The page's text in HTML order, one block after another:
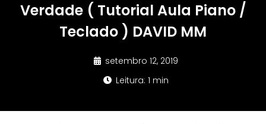
Verdade ( Tutorial Aula Piano /
Teclado ) DAVID MM
setembro 12, 2019
Leitura: 1 min